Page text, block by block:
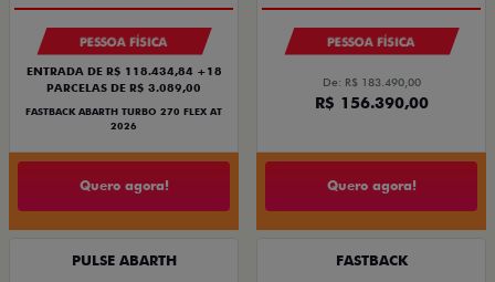
PESSOA FÍSICA
ENTRADA DE R$ 118.434,84 +18
PARCELAS DE R$ 3.089,00
FASTBACK ABARTH TURBO 270 FLEX AT
2026
Quero agora!
PESSOA FÍSICA
De: R$ 183.490,00
R$ 156.390,00
Quero agora!
PULSE ABARTH FASTBACK